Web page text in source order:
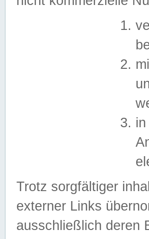
Trotz sorgfältiger
externer Links
ausschließlich deren